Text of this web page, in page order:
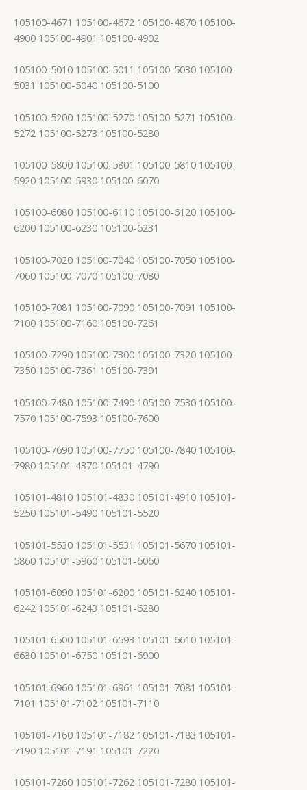
105100-4671 105100-4672 105100-4870 105100-
4900 105100-4901 105100-4902
105100-5010 105100-5011 105100-5030 105100-
5031 105100-5040 105100-5100
105100-5200 105100-5270 105100-5271 105100-
5272 105100-5273 105100-5280
105100-5800 105100-5801 105100-5810 105100-
5920 105100-5930 105100-6070
105100-6080 105100-6110 105100-6120 105100-
6200 105100-6230 105100-6231
105100-7020 105100-7040 105100-7050 105100-
7060 105100-7070 105100-7080
105100-7081 105100-7090 105100-7091 105100-
7100 105100-7160 105100-7261
105100-7290 105100-7300 105100-7320 105100-
7350 105100-7361 105100-7391
105100-7480 105100-7490 105100-7530 105100-
7570 105100-7593 105100-7600
105100-7690 105100-7750 105100-7840 105100-
7980 105101-4370 105101-4790
105101-4810 105101-4830 105101-4910 105101-
5250 105101-5490 105101-5520
105101-5530 105101-5531 105101-5670 105101-
5860 105101-5960 105101-6060
105101-6090 105101-6200 105101-6240 105101-
6242 105101-6243 105101-6280
105101-6500 105101-6593 105101-6610 105101-
6630 105101-6750 105101-6900
105101-6960 105101-6961 105101-7081 105101-
7101 105101-7102 105101-7110
105101-7160 105101-7182 105101-7183 105101-
7190 105101-7191 105101-7220
105101-7260 105101-7262 105101-7280 105101-